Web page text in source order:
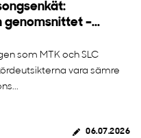
–...
som MTK och SLC
vara sämre
06.07.2026